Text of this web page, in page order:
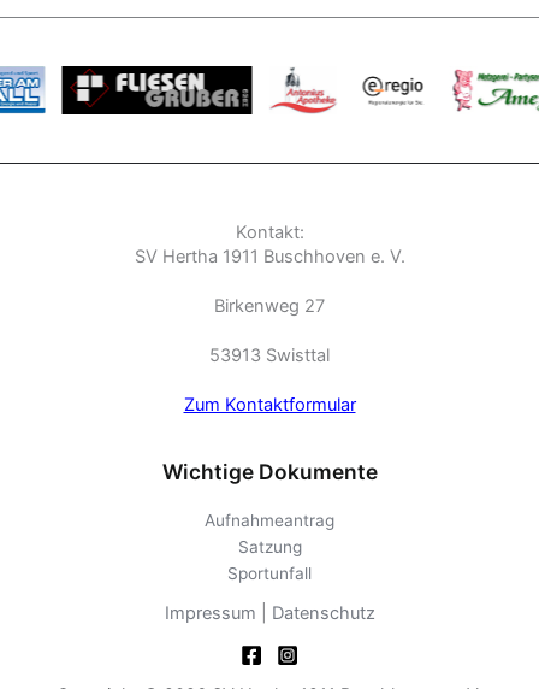
Kontakt:
SV Hertha 1911 Buschhoven e. V.
Birkenweg 27
53913 Swisttal
Zum Kontaktformular
Wichtige Dokumente
Aufnahmeantrag
Satzung
Sportunfall
Impressum Datenschutz